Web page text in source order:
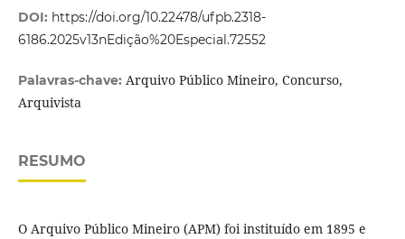
DOI: https://doi.org/10.22478/ufpb.2318-
6186.2025v13nEdição%20Especial.72552
Palavras-chave: Arquivo Público Mineiro, Concurso,
Arquivista
RESUMO
O Arquivo Público Mineiro (APM) foi instituído em 1895 e